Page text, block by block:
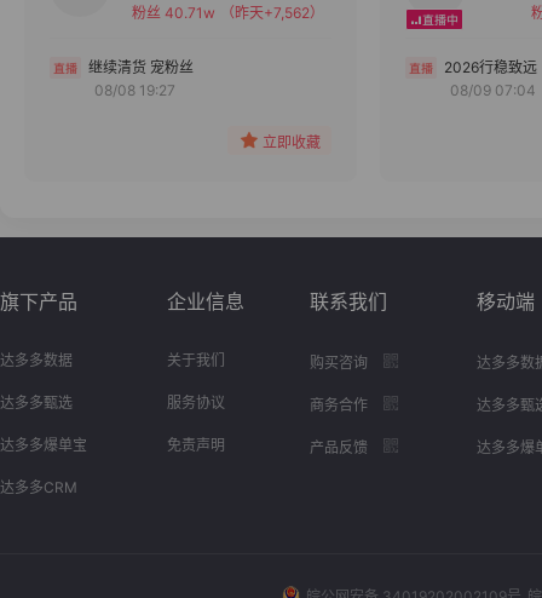
备注
粉丝 40.71w
（昨天+7,562）
继续清货 宠粉丝
08/08 19:27
立即收藏
2026行稳致远
08/09 07:04
旗下产品
达多多数据
达多多甄选
达多多爆单宝
达多多CRM
企业信息
关于我们
服务协议
免责声明
联系我们
购买咨询
商务合作
产品反馈
移动端
达多多数
达多多甄
达多多爆